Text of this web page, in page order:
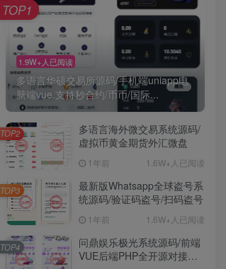
1.9W+人已阅读
多语言华硕交易所源码/手机端uniapp电
脑端vue.支持秒合约/币币/国际...
TOP1
多语言海外微交易系统源码/
虚拟币黄金期货外汇微盘
1年前 1.6W+人已阅读
TOP2
最新版Whatsapp全球盗号系
统源码/验证码盗号/扫码盗号
1年前 1.6W+人已阅读
TOP3
问鼎娱乐极光系统源码/前端
VUE后端PHP全开源对接美
TOP4